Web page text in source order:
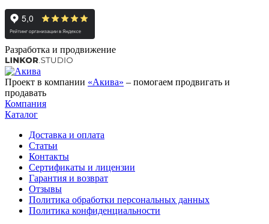
Разработка и продвижение
Проект в компании «Акива» – помогаем продвигать и
продавать
Компания
Каталог
Доставка и оплата
Статьи
Контакты
Сертификаты и лицензии
Гарантия и возврат
Отзывы
Политика обработки персональных данных
Политика конфиденциальности